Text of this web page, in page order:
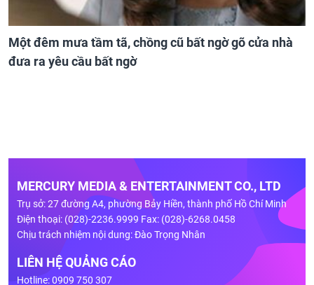
Một đêm mưa tầm tã, chồng cũ bất ngờ gõ cửa nhà
đưa ra yêu cầu bất ngờ
MERCURY MEDIA & ENTERTAINMENT CO., LTD
Trụ sở: 27 đường A4, phường Bảy Hiền, thành phố Hồ Chí Minh
Điện thoại: (028)-2236.9999 Fax: (028)-6268.0458
Chịu trách nhiệm nội dung: Đào Trọng Nhân
LIÊN HỆ QUẢNG CÁO
Hotline: 0909 750 307